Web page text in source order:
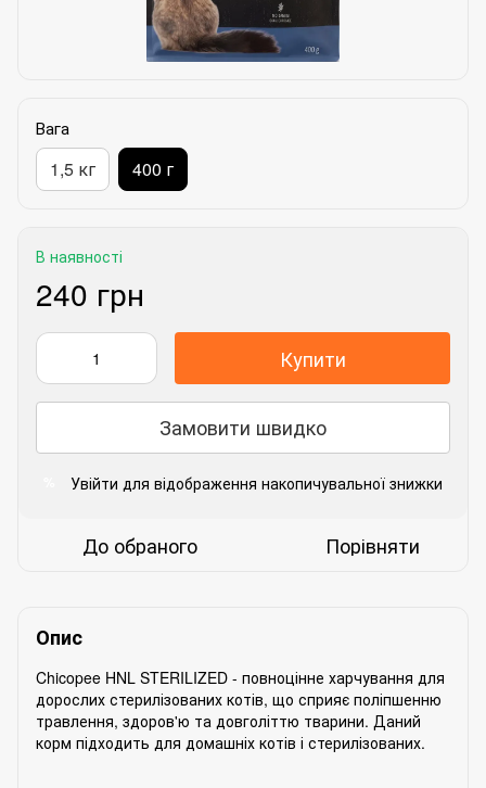
Вага
1,5 кг 400 г
В наявності
240 грн
Купити
Замовити швидко
Увійти для відображення накопичувальної знижки
До обраного Порівняти
Опис
Chicopee HNL STERILIZED - повноцінне харчування для
дорослих стерилізованих котів, що сприяє поліпшенню
травлення, здоров'ю та довголіттю тварини. Даний
корм підходить для домашніх котів і стерилізованих.